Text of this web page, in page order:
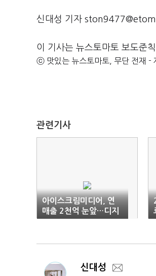
신대성 기자
이 기사는 뉴스토마토 보도준
ⓒ 맛있는 뉴스토마토, 무단 전재 -
관련기사
아이스크림미디어, 연
매출 2천억 눈앞…디지
털·글로벌 전략 효과
신대성